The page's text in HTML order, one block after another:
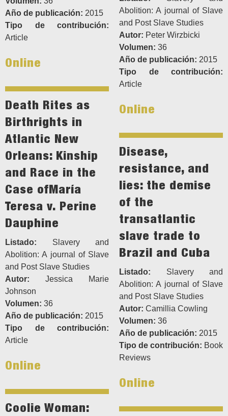
Abolition: A journal of Slave
and Post Slave Studies
Autor: Peter Wirzbicki
Volumen: 36
Año de publicación: 2015
Tipo de contribución:
Article
Online
Año de publicación: 2015
Tipo de contribución:
Article
Online
Death Rites as
Birthrights in
Atlantic New
Orleans: Kinship
and Race in the
Case ofMaría
Teresa v. Perine
Dauphine
Listado: Slavery and
Abolition: A journal of Slave
and Post Slave Studies
Autor: Jessica Marie
Johnson
Volumen: 36
Año de publicación: 2015
Tipo de contribución:
Article
Online
Disease,
resistance, and
lies: the demise
of the
transatlantic
slave trade to
Brazil and Cuba
Listado: Slavery and
Abolition: A journal of Slave
and Post Slave Studies
Autor: Camillia Cowling
Volumen: 36
Año de publicación: 2015
Tipo de contribución: Book
Reviews
Online
Coolie Woman: